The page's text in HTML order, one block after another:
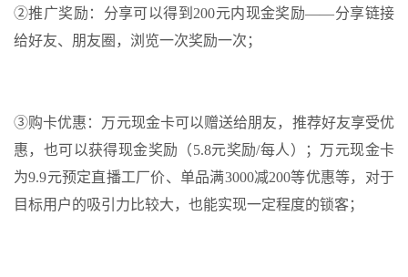
②推广奖励：分享可以得到200元内现金奖励——分享链接
给好友、朋友圈，浏览一次奖励一次；
③购卡优惠：万元现金卡可以赠送给朋友，推荐好友享受优
惠，也可以获得现金奖励（5.8元奖励/每人）；万元现金卡
为9.9元预定直播工厂价、单品满3000减200等优惠等，对于
目标用户的吸引力比较大，也能实现一定程度的锁客；